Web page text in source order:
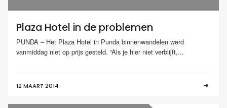
Plaza Hotel in de problemen
PUNDA – Het Plaza Hotel in Punda binnenwandelen werd
vanmiddag niet op prijs gesteld. “Als je hier niet verblijft,...
12 MAART 2014